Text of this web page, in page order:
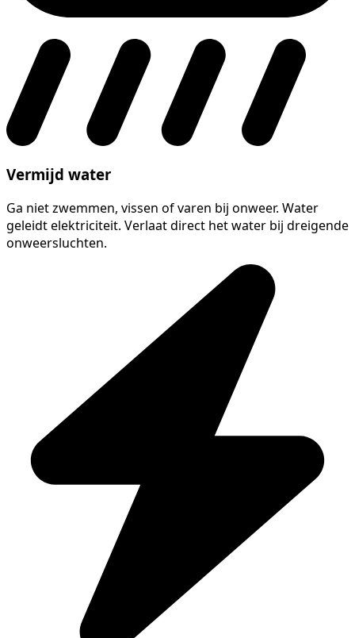
Vermijd water
Ga niet zwemmen, vissen of varen bij onweer. Water
geleidt elektriciteit. Verlaat direct het water bij dreigende
onweersluchten.